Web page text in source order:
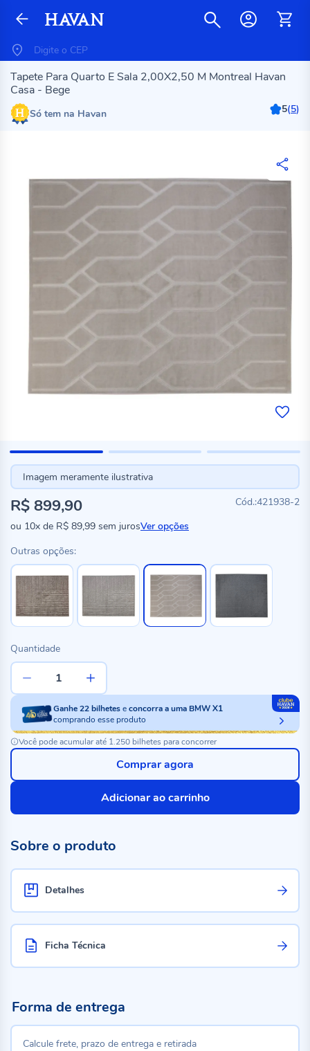
Tapete Para Quarto E Sala 2,00X2,50 M Montreal Havan
Casa - Bege
Só tem na Havan 5(5)
Imagem meramente ilustrativa
421938-2
R$ 899,90
ou 10x de R$ 89,99 sem jurosVer opções
Outras opções:
Quantidade
Ganhe22bilheteseconcorra a uma BMW X1
comprando esse produto
Você pode acumular até 1.250 bilhetes para concorrer
Adicionar ao carrinho
Comprar agora
Sobre o produto
Detalhes
Ficha Técnica
Forma de entrega
Calcule frete, prazo de entrega e retirada